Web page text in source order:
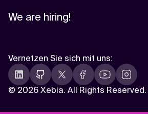
We are hiring!
© 2026 Xebia. All Rights Reserved.
Vernetzen Sie sich mit uns: